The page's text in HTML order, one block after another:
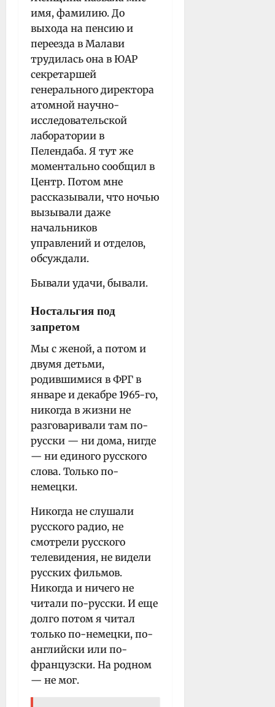
имя, фамилию. До
выхода на пенсию и
переезда в Малави
трудилась она в ЮАР
секретаршей
генерального директора
атомной научно-
исследовательской
лаборатории в
Пелендаба. Я тут же
моментально сообщил в
Центр. Потом мне
рассказывали, что ночью
вызывали даже
начальников
управлений и отделов,
обсуждали.
Бывали удачи, бывали.
Ностальгия под
запретом
Мы с женой, а потом и
двумя детьми,
родившимися в ФРГ в
январе и декабре 1965-го,
никогда в жизни не
разговаривали там по-
русски — ни дома, нигде
— ни единого русского
слова. Только по-
немецки.
Никогда не слушали
русского радио, не
смотрели русского
телевидения, не видели
русских фильмов.
Никогда и ничего не
читали по-русски. И еще
долго потом я читал
только по-немецки, по-
английски или по-
французски. На родном
— не мог.